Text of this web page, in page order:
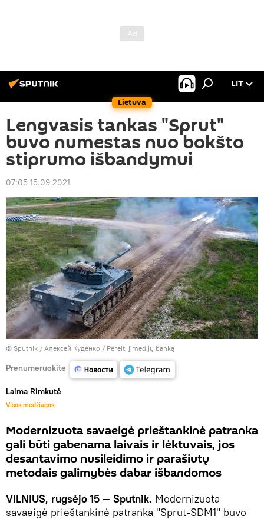
Lietuva
LIT
Lengvasis tankas "Sprut"
buvo numestas nuo bokšto
stiprumo išbandymui
07:05 15.09.2021
© Sputnik / Алексей Куденко / Pereiti į medijų banką
Prenumeruokite
Laima Rimkutė
Visos medžiagos
Modernizuota savaeigė prieštankinė patranka
gali būti gabenama laivais ir lėktuvais, jos
desantavimo nusileidimo ir parašiutų
metodais galimybės dabar išbandomos
VILNIUS, rugsėjo 15 — Sputnik. Modernizuota
savaeigė prieštankinė patranka "Sprut-SDM1" buvo